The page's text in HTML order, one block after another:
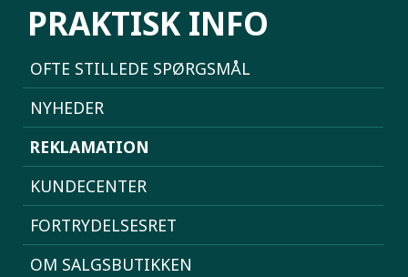
PRAKTISK INFO
OFTE STILLEDE SPØRGSMÅL
NYHEDER
REKLAMATION
KUNDECENTER
FORTRYDELSESRET
OM SALGSBUTIKKEN